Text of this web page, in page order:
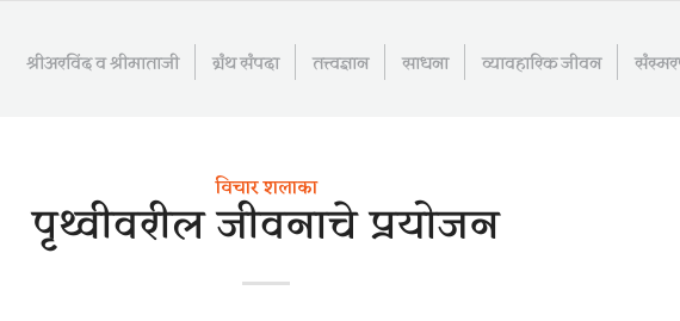
श्रीअरविंद व श्रीमाताजी ग्रंथ संपदा तत्त्वज्ञान साधना व्यावहारिक जीवन
विचार शलाका
पृथ्वीवरील जीवनाचे प्रयोजन